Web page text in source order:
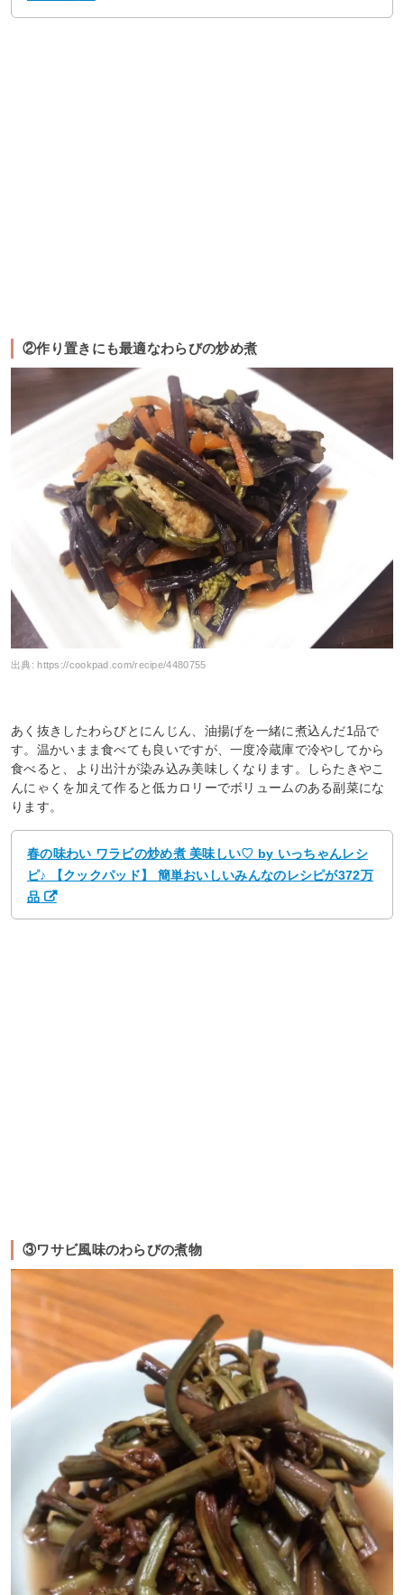
②作り置きにも最適なわらびの炒め煮
出典:https://cookpad.com/recipe/4480755
あく抜きしたわらびとにんじん、油揚げを一緒に煮込んだ1品で
す。温かいまま食べても良いですが、一度冷蔵庫で冷やしてから
食べると、より出汁が染み込み美味しくなります。しらたきやこ
んにゃくを加えて作ると低カロリーでボリュームのある副菜にな
ります。
春の味わい ワラビの炒め煮 美味しい♡ by いっちゃんレシ
ピ♪ 【クックパッド】 簡単おいしいみんなのレシピが372万
品
③ワサビ風味のわらびの煮物